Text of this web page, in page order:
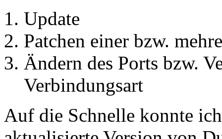
Update
Patchen einer bzw.
Ändern des Ports bzw.
Verbindungsart
Auf die Schnelle konnte